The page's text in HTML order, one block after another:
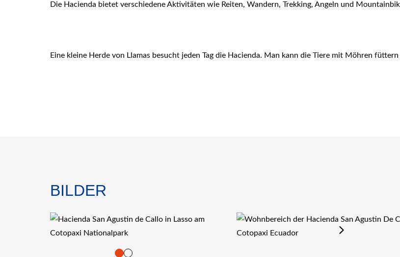
Die Hacienda bietet verschiedene Aktivitäten wie Reiten, Wandern, Trekking, Angeln und
Eine kleine Herde von Llamas besucht jeden Tag die Hacienda. Man kann die Tiere mit Möhren
BILDER